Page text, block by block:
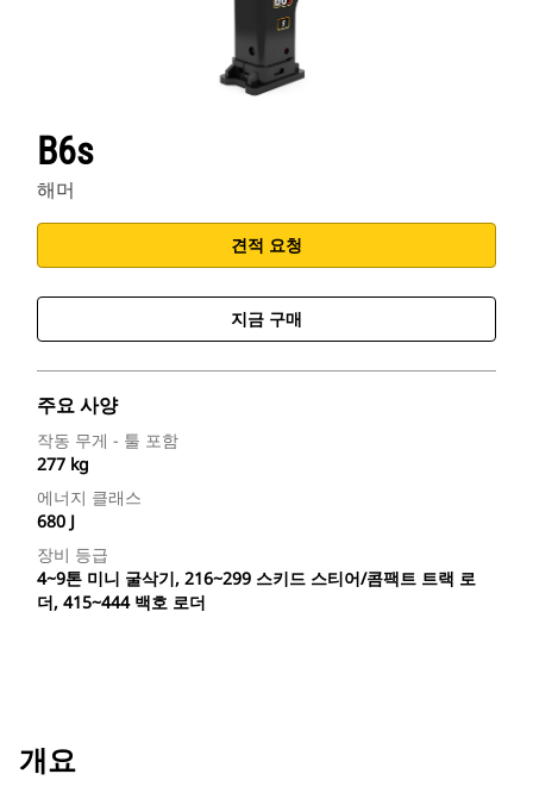
B6s
해머
견적 요청
지금 구매
주요 사양
작동 무게 - 툴 포함
277 kg
에너지 클래스
680 J
장비 등급
4~9톤 미니 굴삭기, 216~299 스키드 스티어/콤팩트 트랙 로
더, 415~444 백호 로더
개요